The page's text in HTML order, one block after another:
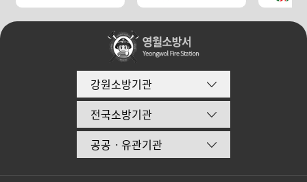
강원소방기관
전국소방기관
공공ㆍ유관기관